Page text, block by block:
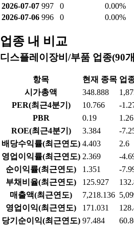
2026-07-07 997 0
0.00%
2026-07-06 996 0 0.00%
업종 내 비교
디스플레이장비/부품 업종(90
항목 현재 종목 업
시가총액
348.888
PER(최근4분기)
10.766 -
PBR
0.19 1.26
ROE(최근4분기)
3.384 -
배당수익률(최근연도) 4.403 2.6
영업이익률(최근연도) 2.369 -
순이익률(최근연도)
1.351 -
부채비율(최근연도)
125.927
매출액(최근연도)
7,218.136
영업이익(최근연도)
171.031
당기순이익(최근연도) 97.484